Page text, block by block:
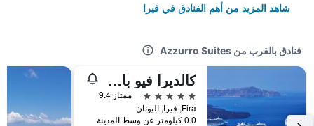
شاهد المزيد من أهم الفنادق في فيرا
فنادق بالقرب من Azzurro Suites
كالديرا فيو باي كاديرا كولكشن
5 نجوم
ممتاز 9.4
Fira, فيرا, اليونان
0.0 كيلومتر عن وسط المدينة